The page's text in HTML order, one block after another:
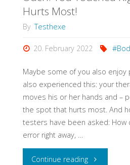
Teste
sich
ändert
mit
dem,
gleich
Hurts Most!
By Testhexe
20. February 2022
Maybe some of you also enjoy
also experienced this: your
moves his or her hands and –
the spot that hurts most. And
testers have been asked: How
error right away, …
Continue reading"Ouch!